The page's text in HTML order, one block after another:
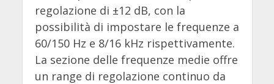
regolazione di ±12 dB, con la
possibilità di impostare le frequenze a
60/150 Hz e 8/16 kHz rispettivamente.
La sezione delle frequenze medie offre
un range di regolazione continuo da